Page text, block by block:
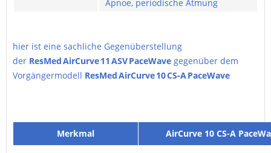
Apnoe, periodische Atmung
hier ist eine sachliche Gegenüberstellung
der ResMed AirCurve 11 ASV PaceWave gegenüber dem
Vorgängermodell ResMed AirCurve 10 CS‑A PaceWave
Merkmal AirCurve 10 CS-A